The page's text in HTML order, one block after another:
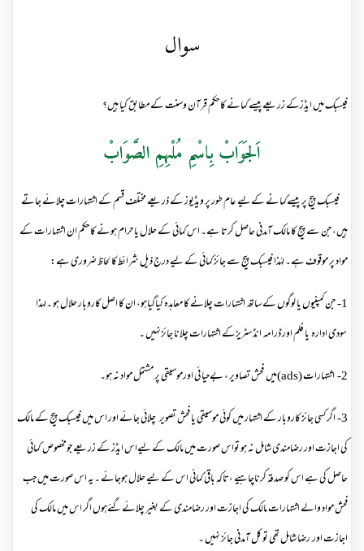
سوال
فیسبک میں ایڈزکے زریعےپیسے کمانے کا حکم قرآن وسنت کے مطابق کیا ہیں؟
اَلجَوَابْ بِاسْمِ مُلْہِمِ الصَّوَابْ
فیسبک پیج پر پیسےکمانے کےلیے عام طور پر ویڈیوز کے ذریعے مختلف قسم کے اشتہارات چلائے جاتے
ہیں، جن سے پیج کا مالک آمدنی حاصل کرتا ہے۔ اس کمائی کے حلال یا حرام ہونے کا حکم ان اشتہارات کے
مواد پر موقوف ہے۔ لہٰذا فیسبک پیج سے جائز کمائی کے لیے درج ذیل شرائط کا لحاظ ضروری ہے:
1- جن کمپنیوں یا لوگوں کے ساتھ اشتہارات چلانے کا معاہدہ کیاگیاہو، ان کا اصل کاروبار حلال ہو ۔لہذا
سودی ادارہ یا فلم اور ڈرامہ انڈسٹریزکے اشتہارات چلانا جائزنہیں ۔
2- اشتہارات (ads)میں فحش تصاویر ، بےحیا ئی اورموسیقی پر مشتمل مواد نہ ہو۔
3- اگر کسی جائز کاروبار کے اشتہار میں کوئی موسیقی یا فحش تصویر چلائی جائے اور اس میں فیسبک پیج کے مالک
کی اجازت اور رضامندی شامل نہ ہو تواس صورت میں مالک کے لیےاس ایڈز کے زریعے جومخصوص کمائی
حاصل کی ہے اس کو صدقہ کرناچاہیے ،تاکہ باقی کمائی اس کے لیے حلال ہوجائے ۔یہ اس صورت میں جب
فحش مواد والے اشتہارات مالک کی اجازت اور رضامندی کے بغیر چلائےگئےہوں اگر اس میں مالک کی
اجازت اور رضا شامل تھی تو کل آمدنی جائز نہیں ۔